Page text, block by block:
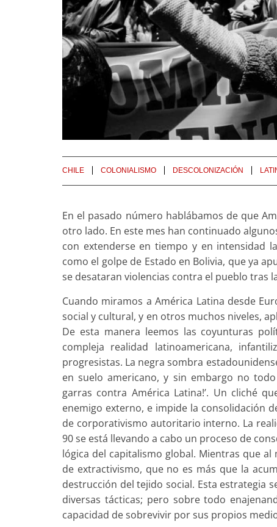
CHILE COLONIALISMO DESCOLONIZACIÓN
En el pasado número hablábamos de que
otro lado. En este mes han continuado
con extenderse en tiempo y en intensidad
como el golpe de Estado en Bolivia, que ya
se desataran violencias contra el pueblo tras
Cuando miramos a América Latina desde
social y cultural, y en otros muchos niveles,
De esta manera leemos las coyunturas
compleja realidad latinoamericana,
progresistas. La negra sombra
en suelo americano, y sin embargo no
garras contra América Latina!’. Un cliché
enemigo externo, e impide la consolidación
de corporativismo autoritario interno. La
90 se está llevando a cabo un proceso de
lógica del capitalismo global. Mientras que
de extractivismo, que no es más que la
destrucción del tejido social. Esta estrategia
diversas tácticas; pero sobre todo
capacidad de sobrevivir por sus propios